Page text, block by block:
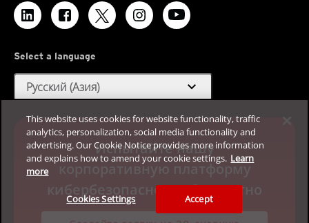
Select a language
Русский (Азия) expand_more
Испытайте нашу
корпоративную платформу
кибербезопасности бесплатно
This website uses cookies for website functionality, traffic
analytics, personalization, social media functionality and
advertising. Our Cookie Notice provides more information
and explains how to amend your cookie settings. Learn
more
Cookies Settings Accept